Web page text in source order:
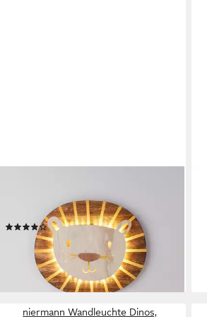
LED Wandleuchte Löwen Wandlampe
Kinderzimmer, LED fest integriert
(2)
39,99 € UVP49,99 €
lieferbar - in 3-4 Werktagen bei dir
niermann Wandleuchte Dinos,